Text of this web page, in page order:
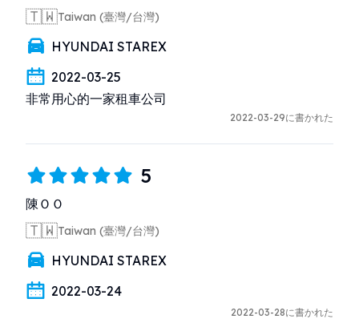
🇹🇼Taiwan (臺灣/台灣)
HYUNDAI STAREX
2022-03-25
非常用心的一家租車公司
2022-03-29に書かれた
5
陳ＯＯ
🇹🇼Taiwan (臺灣/台灣)
HYUNDAI STAREX
2022-03-24
2022-03-28に書かれた